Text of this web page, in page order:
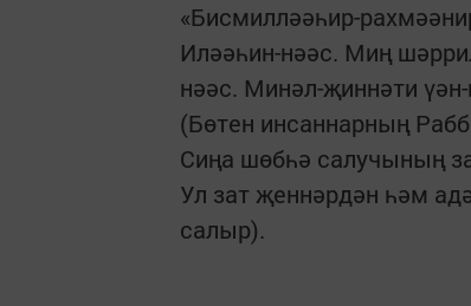
«Бисмилләәһир-
Иләәһин-нәәс. Миң
нәәс. Минәл-җиннәти үән-
(Бөтен инсаннарның
Сиңа шөбһә салучының
Ул зат җеннәрдән һәм
салыр).